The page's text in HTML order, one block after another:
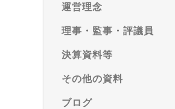
運営理念
理事・監事・評議員
決算資料等
その他の資料
ブログ